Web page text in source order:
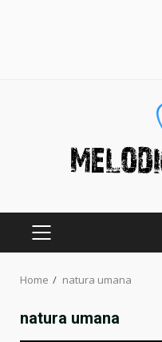
PRIMARY
Home natura umana
natura umana